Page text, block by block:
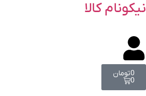
نیکونام کالا
0تومان
0